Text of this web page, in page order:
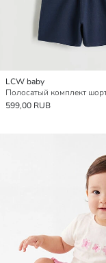
LCW baby
599,00 RUB